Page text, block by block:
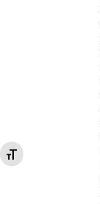
Changer la taille de la police